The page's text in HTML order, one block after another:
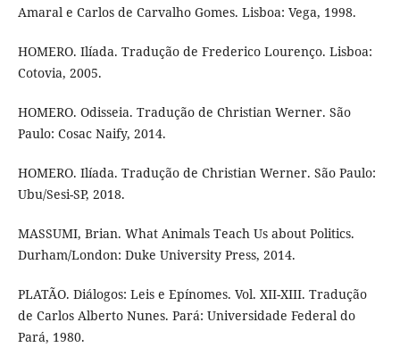
Amaral e Carlos de Carvalho Gomes. Lisboa: Vega, 1998.
HOMERO. Ilíada. Tradução de Frederico Lourenço. Lisboa:
Cotovia, 2005.
HOMERO. Odisseia. Tradução de Christian Werner. São
Paulo: Cosac Naify, 2014.
HOMERO. Ilíada. Tradução de Christian Werner. São Paulo:
Ubu/Sesi-SP, 2018.
MASSUMI, Brian. What Animals Teach Us about Politics.
Durham/London: Duke University Press, 2014.
PLATÃO. Diálogos: Leis e Epínomes. Vol. XII-XIII. Tradução
de Carlos Alberto Nunes. Pará: Universidade Federal do
Pará, 1980.